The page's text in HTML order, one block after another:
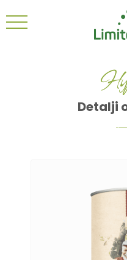
Detalji